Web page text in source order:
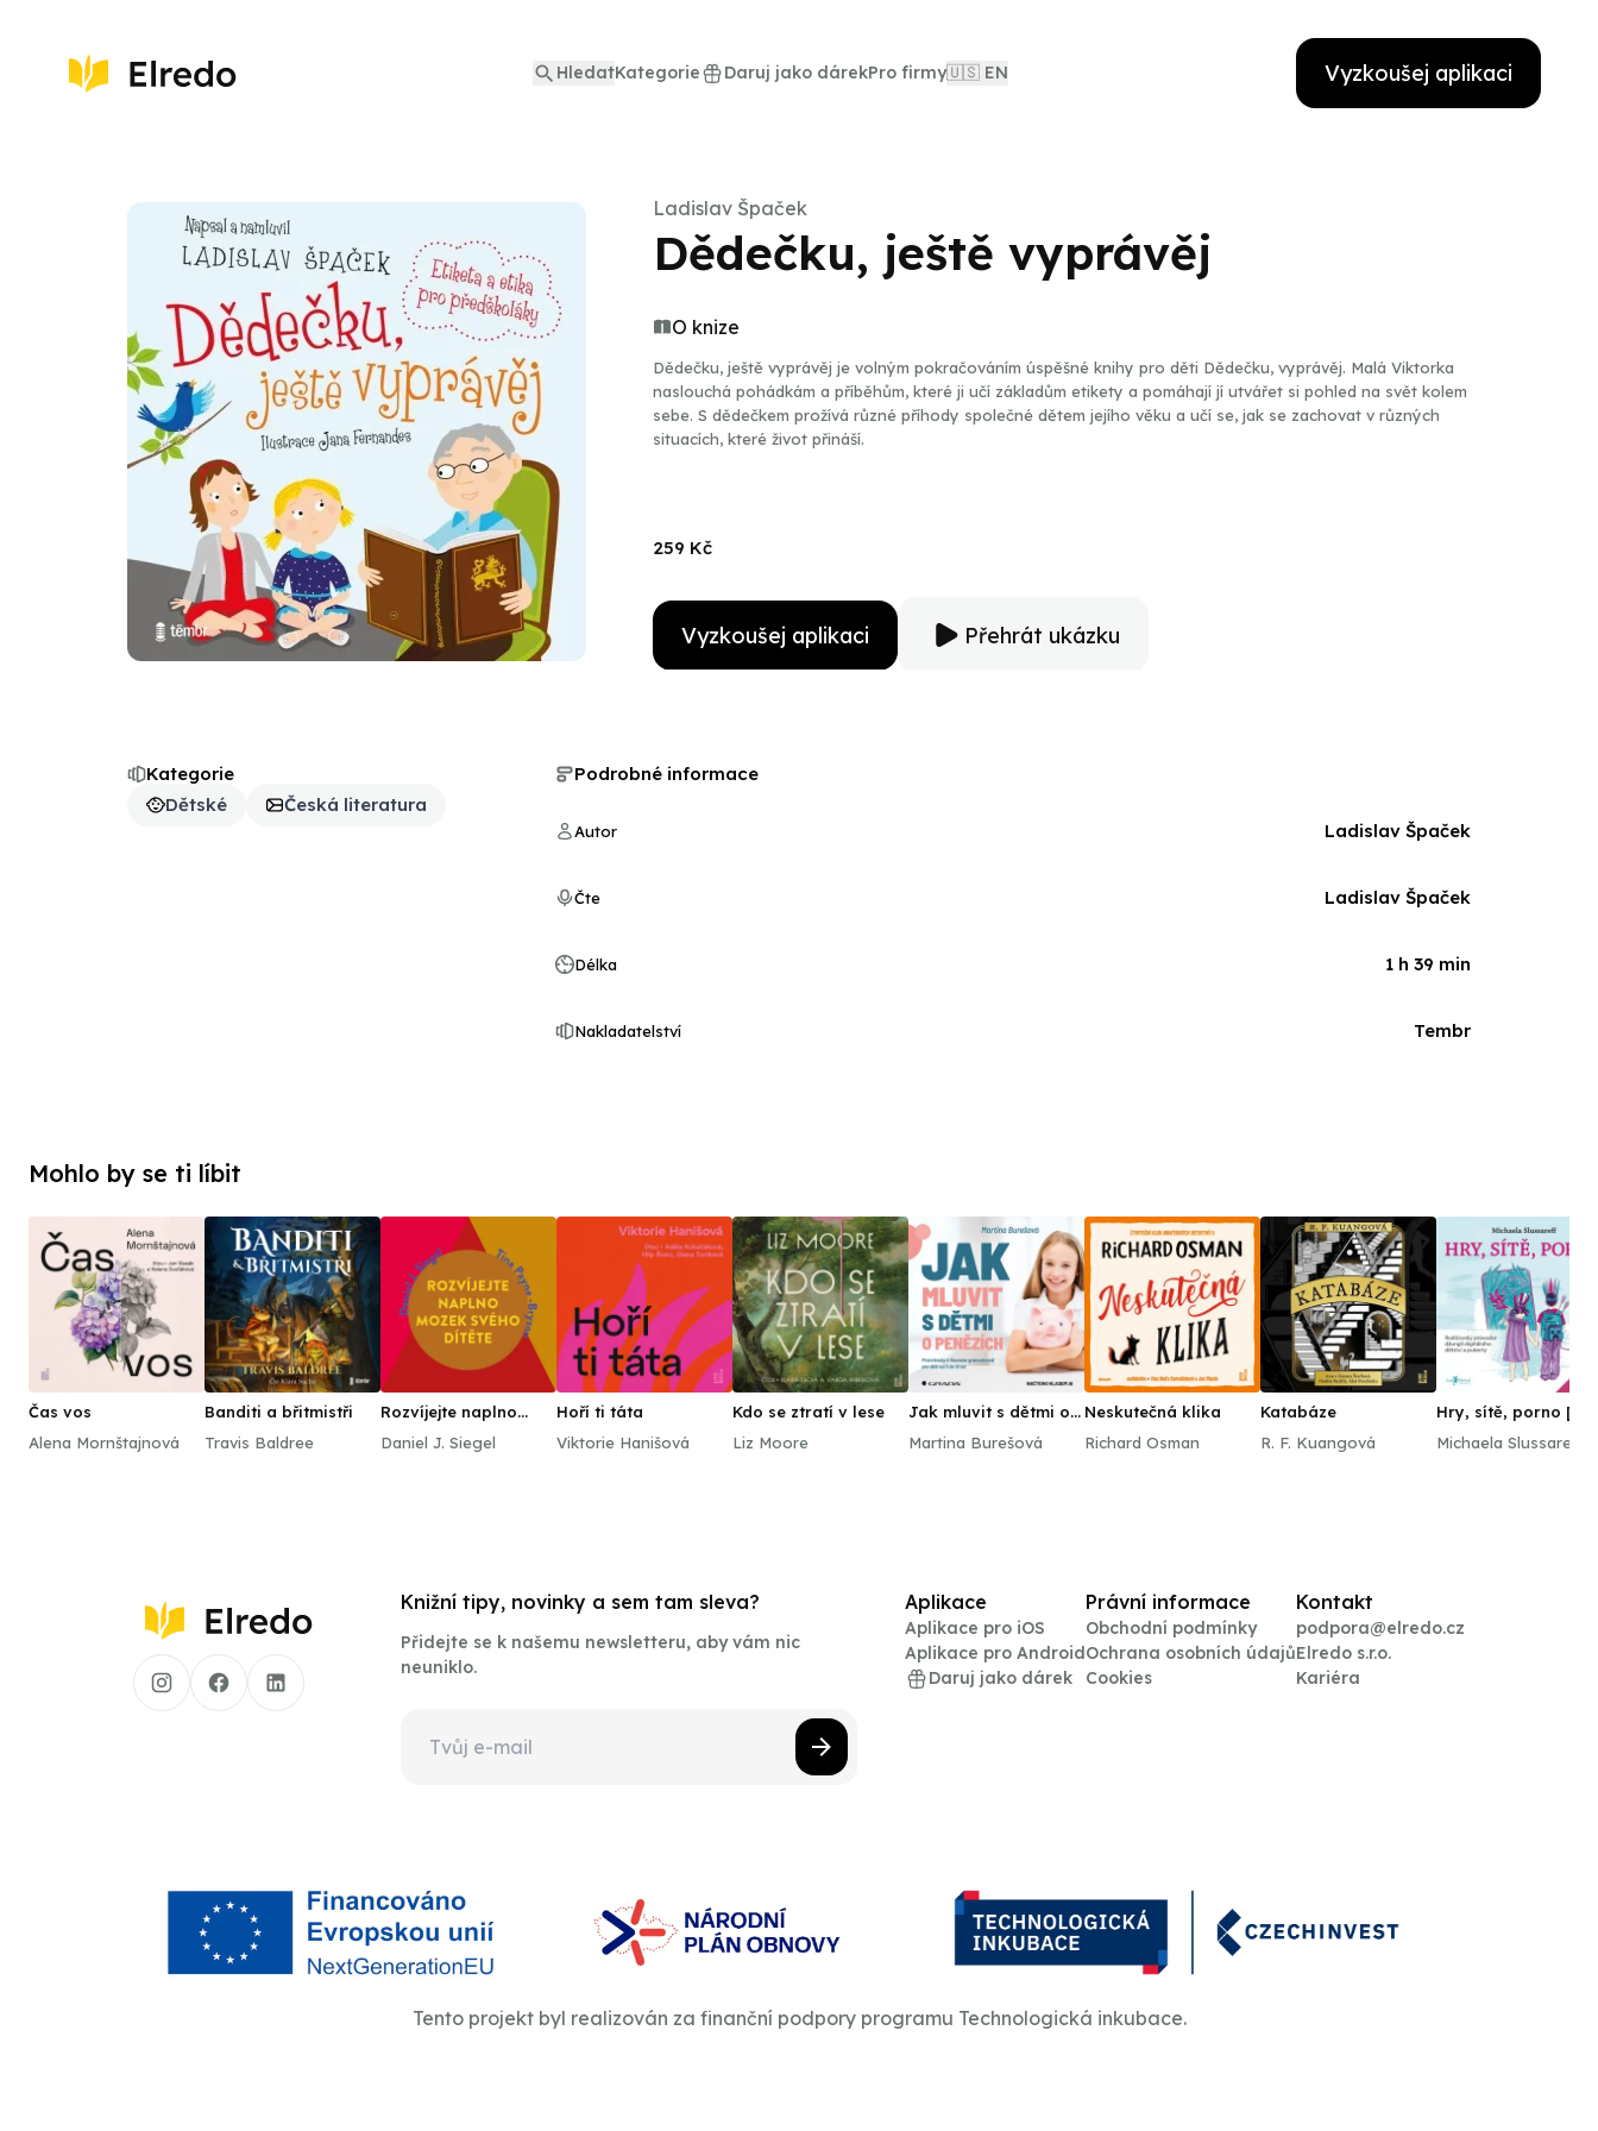
HledatKategorie Daruj jako dárekPro firmy🇺🇸 EN Vyzkoušej aplikaci
Ladislav Špaček
Dědečku, ještě vyprávěj
O knize
Dědečku, ještě vyprávěj je volným pokračováním úspěšné knihy pro děti Dědečku, vyprávěj. Malá Viktorka
naslouchá pohádkám a příběhům, které ji učí základům etikety a pomáhají jí utvářet si pohled na svět kolem
sebe. S dědečkem prožívá různé příhody společné dětem jejího věku a učí se, jak se zachovat v různých
situacích, které život přináší.
259 Kč
Vyzkoušej aplikaci Přehrát ukázku
Kategorie
Dětské
Česká literatura
Podrobné informace
Autor Ladislav Špaček
Čte Ladislav Špaček
Délka 1 h 39 min
Nakladatelství Tembr
Mohlo by se ti líbit
Čas vos
Alena Mornštajnová
Banditi a břitmistři
Travis Baldree
Rozvíjejte naplno
Daniel J. Siegel
Hoří ti táta
Viktorie Hanišová
Kdo se ztratí v lese
Liz Moore
Jak mluvit s dětmi o
Martina Burešová
Neskutečná klika
Richard Osman
Katabáze
R. F. Kuangová
Hry, sítě, porno [2]
Michaela Slussareff
Knižní tipy, novinky a sem tam sleva?
Přidejte se k našemu newsletteru, aby vám nic
neuniklo.
Aplikace
Aplikace pro iOS
Aplikace pro Android
Daruj jako dárek
Právní informace
Obchodní podmínky
Ochrana osobních údajů
Cookies
Kontakt
podpora@elredo.cz
Elredo s.r.o.
Kariéra
Tento projekt byl realizován za finanční podpory programu Technologická inkubace.